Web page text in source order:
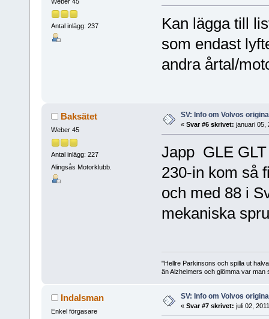
Antal inlägg: 237
Kan lägga till
som endast
andra årtal/
Baksätet
Weber 45
Antal inlägg: 227
Alingsås Motorklubb.
SV: Info om Volvos
« Svar #6 skrivet: januari 05,
Japp GLE
230-in kom så
och med 88 i
mekaniska
"Hellre Parkinsons och spilla ut
än Alzheimers och glömma var man
Indalsman
Enkel förgasare
SV: Info om Volvos
« Svar #7 skrivet: juli 02,